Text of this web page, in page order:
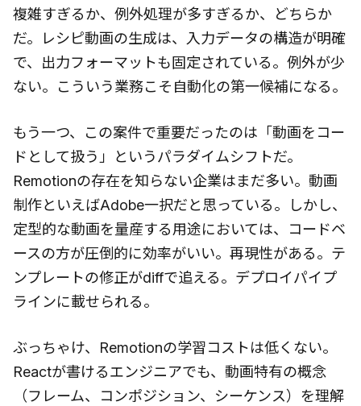
複雑すぎるか、例外処理が多すぎるか、どちらか
だ。レシピ動画の生成は、入力データの構造が明確
で、出力フォーマットも固定されている。例外が少
ない。こういう業務こそ自動化の第一候補になる。
もう一つ、この案件で重要だったのは「動画をコー
ドとして扱う」というパラダイムシフトだ。
Remotionの存在を知らない企業はまだ多い。動画
制作といえばAdobe一択だと思っている。しかし、
定型的な動画を量産する用途においては、コードベ
ースの方が圧倒的に効率がいい。再現性がある。テ
ンプレートの修正がdiffで追える。デプロイパイプ
ラインに載せられる。
ぶっちゃけ、Remotionの学習コストは低くない。
Reactが書けるエンジニアでも、動画特有の概念
（フレーム、コンポジション、シーケンス）を理解